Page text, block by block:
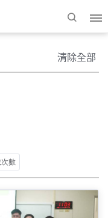
清除全部
數